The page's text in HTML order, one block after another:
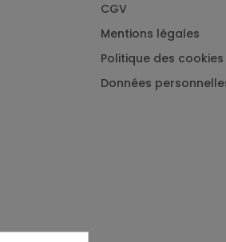
CGV
Mentions légales
Politique des cookies
Données